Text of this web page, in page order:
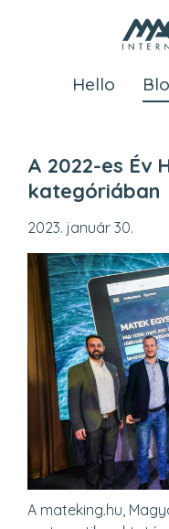
Hello
A 2022-es Év
kategóriában
2023. január 30.
A mateking.hu,